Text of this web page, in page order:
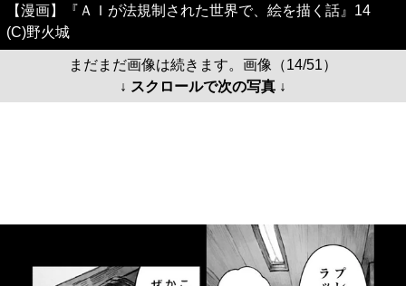
【漫画】『ＡＩが法規制された世界で、絵を描く話』14
(C)野火城
まだまだ画像は続きます。画像（14/51）
↓ スクロールで次の写真 ↓